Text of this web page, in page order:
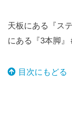
天板にある『ス
にある『3本脚』
目次にもどる